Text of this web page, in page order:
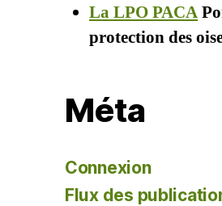
La LPO PACA
protection des
Méta
Connexion
Flux des